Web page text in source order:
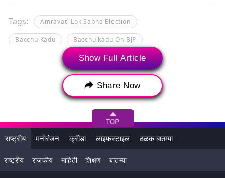
Tags: Amravati Lok Sabha Election
Bacchu Kadu Bacchu kadu On BJP
Lok Sabha Election 2024 loksabha election
अमरावती आमदार बच्चू कडू
लोकसभा निवडणूक
Show Full Article
Share Now
राष्ट्रीय मनोरंजन क्रीडा लाइफस्टाइल ठळक बातम्या
राष्ट्रीय राजकीय माहिती शिक्षण बातम्या